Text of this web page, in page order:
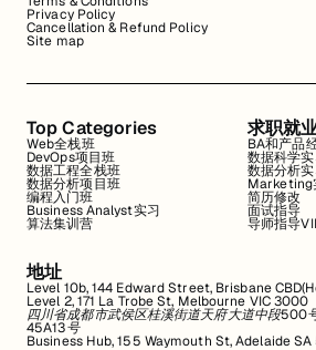
Privacy Policy
Cancellation & Refund Policy
Site map
Top Categories
Web全栈班
DevOps项目班
数据工程全栈班
数据分析项目班
编程入门班
Business Analyst实习
算法集训营
求职就
BA和产品
数据科学
数据分析
Marketing
简历修改
面试指导
导师指导
地址
Level 10b, 144 Edward Street, Brisbane
Level 2, 171 La Trobe St, Melbourne VIC 3000
四川省成都市武侯区桂溪街道天府大道中段500
45A13号
Business Hub, 155 Waymouth St, Adelaide